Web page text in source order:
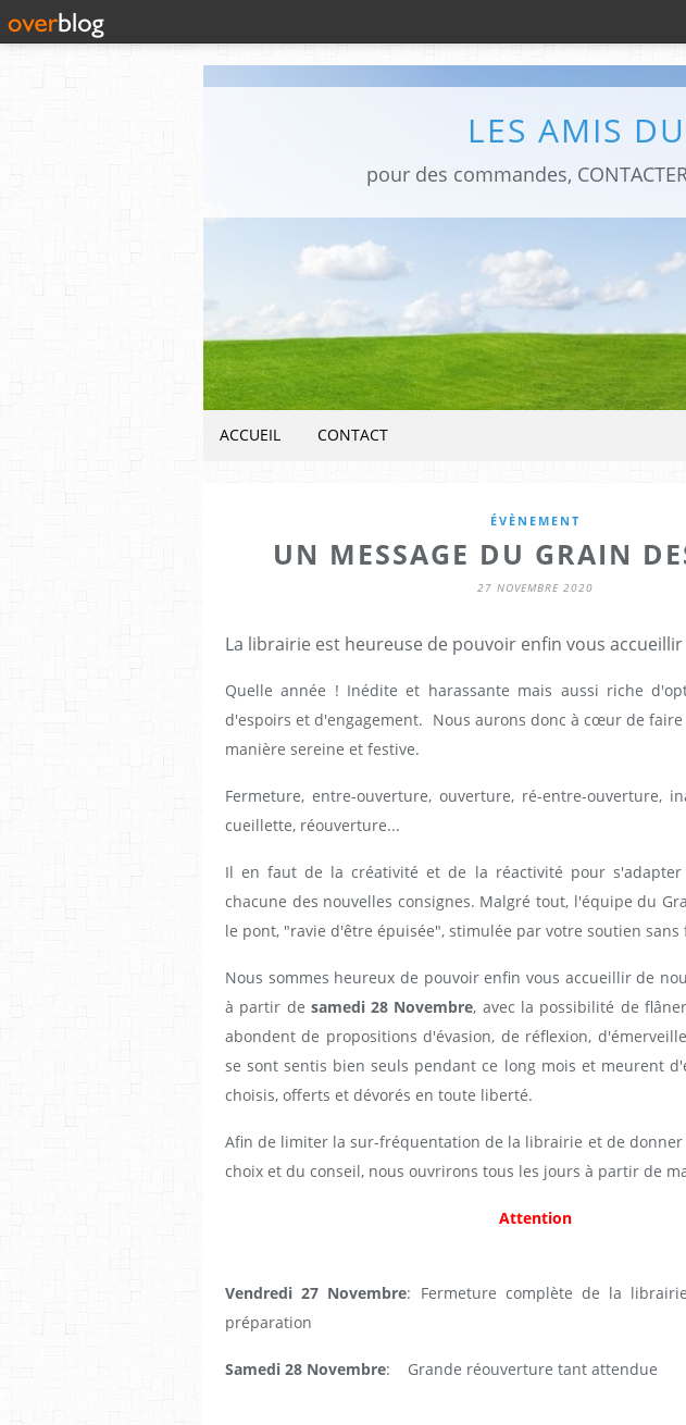
LES AMIS
pour des commandes,
ACCUEIL CONTACT
ÉVÈNEMENT
UN MESSAGE DU GRAIN
27 NOVEMBRE 2020
La librairie est heureuse de pouvoir enfin vous accueillir
Quelle année ! Inédite et harassante mais aussi riche
d'espoirs et d'engagement. Nous aurons donc à cœur de faire
manière sereine et festive.
Fermeture, entre-ouverture, ouverture, ré-entre-ouverture,
cueillette, réouverture...
Il en faut de la créativité et de la réactivité pour
chacune des nouvelles consignes. Malgré tout, l'équipe du
le pont, "ravie d'être épuisée", stimulée par votre soutien sans
Nous sommes heureux de pouvoir enfin vous accueillir de
à partir de samedi 28 Novembre, avec la possibilité de
abondent de propositions d'évasion, de réflexion,
se sont sentis bien seuls pendant ce long mois et meurent
choisis, offerts et dévorés en toute liberté.
Afin de limiter la sur-fréquentation de la librairie et de donner
choix et du conseil, nous ouvrirons tous les jours à partir de
Attention
Vendredi 27 Novembre: Fermeture complète de la
préparation
Samedi 28 Novembre: Grande réouverture tant attendue